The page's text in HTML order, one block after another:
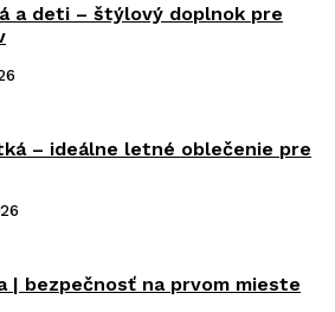
a deti – štýlový doplnok pre
– ideálne letné oblečenie pre
| bezpečnosť na prvom mieste